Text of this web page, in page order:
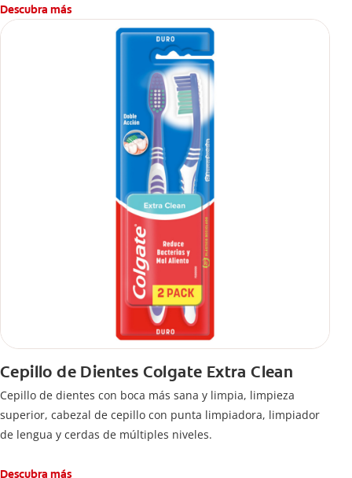
Descubra más
Cepillo de Dientes Colgate Extra Clean
Cepillo de dientes con boca más sana y limpia, limpieza
superior, cabezal de cepillo con punta limpiadora, limpiador
de lengua y cerdas de múltiples niveles.
Descubra más